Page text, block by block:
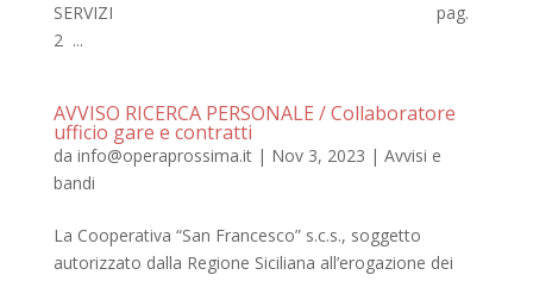
SERVIZI pag.
2 ...
AVVISO RICERCA PERSONALE / Collaboratore
ufficio gare e contratti
da info@operaprossima.it| Nov 3, 2023 | Avvisi e
bandi
La Cooperativa “San Francesco” s.c.s., soggetto
autorizzato dalla Regione Siciliana all’erogazione dei